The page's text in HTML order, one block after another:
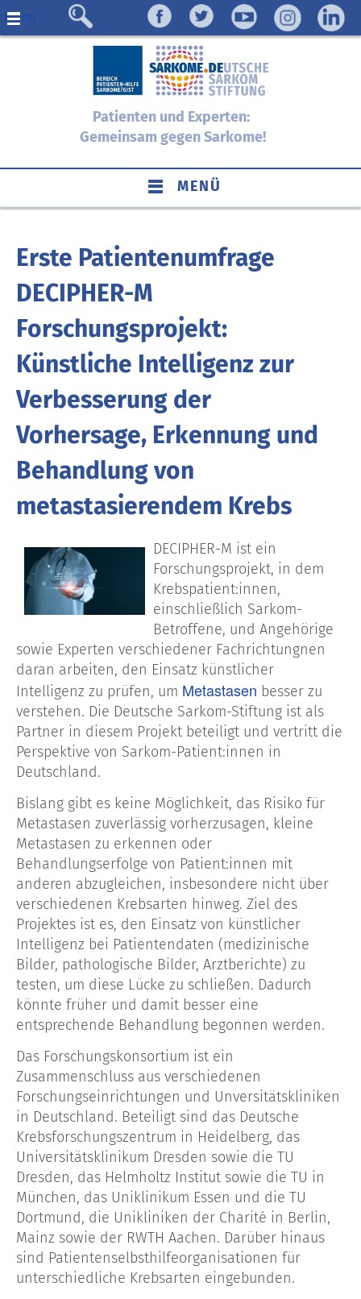
Menü
Patienten und Experten:
Gemeinsam gegen Sarkome!
MENÜ
Erste Patientenumfrage
DECIPHER-M
Forschungsprojekt:
Künstliche Intelligenz zur
Verbesserung der
Vorhersage, Erkennung und
Behandlung von
metastasierendem Krebs
DECIPHER-M ist ein
Forschungsprojekt, in dem
Krebspatient:innen,
einschließlich Sarkom-
Betroffene, und Angehörige
sowie Experten verschiedener Fachrichtungnen
daran arbeiten, den Einsatz künstlicher
Intelligenz zu prüfen, um Metastasen besser zu
verstehen. Die Deutsche Sarkom-Stiftung ist als
Partner in diesem Projekt beteiligt und vertritt die
Perspektive von Sarkom-Patient:innen in
Deutschland.
Bislang gibt es keine Möglichkeit, das Risiko für
Metastasen zuverlässig vorherzusagen, kleine
Metastasen zu erkennen oder
Behandlungserfolge von Patient:innen mit
anderen abzugleichen, insbesondere nicht über
verschiedenen Krebsarten hinweg. Ziel des
Projektes ist es, den Einsatz von künstlicher
Intelligenz bei Patientendaten (medizinische
Bilder, pathologische Bilder, Arztberichte) zu
testen, um diese Lücke zu schließen. Dadurch
könnte früher und damit besser eine
entsprechende Behandlung begonnen werden.
Das Forschungskonsortium ist ein
Zusammenschluss aus verschiedenen
Forschungseinrichtungen und Unversitätskliniken
in Deutschland. Beteiligt sind das Deutsche
Krebsforschungszentrum in Heidelberg, das
Universitätsklinikum Dresden sowie die TU
Dresden, das Helmholtz Institut sowie die TU in
München, das Uniklinikum Essen und die TU
Dortmund, die Unikliniken der Charité in Berlin,
Mainz sowie der RWTH Aachen. Darüber hinaus
sind Patientenselbsthilfeorganisationen für
unterschiedliche Krebsarten eingebunden.